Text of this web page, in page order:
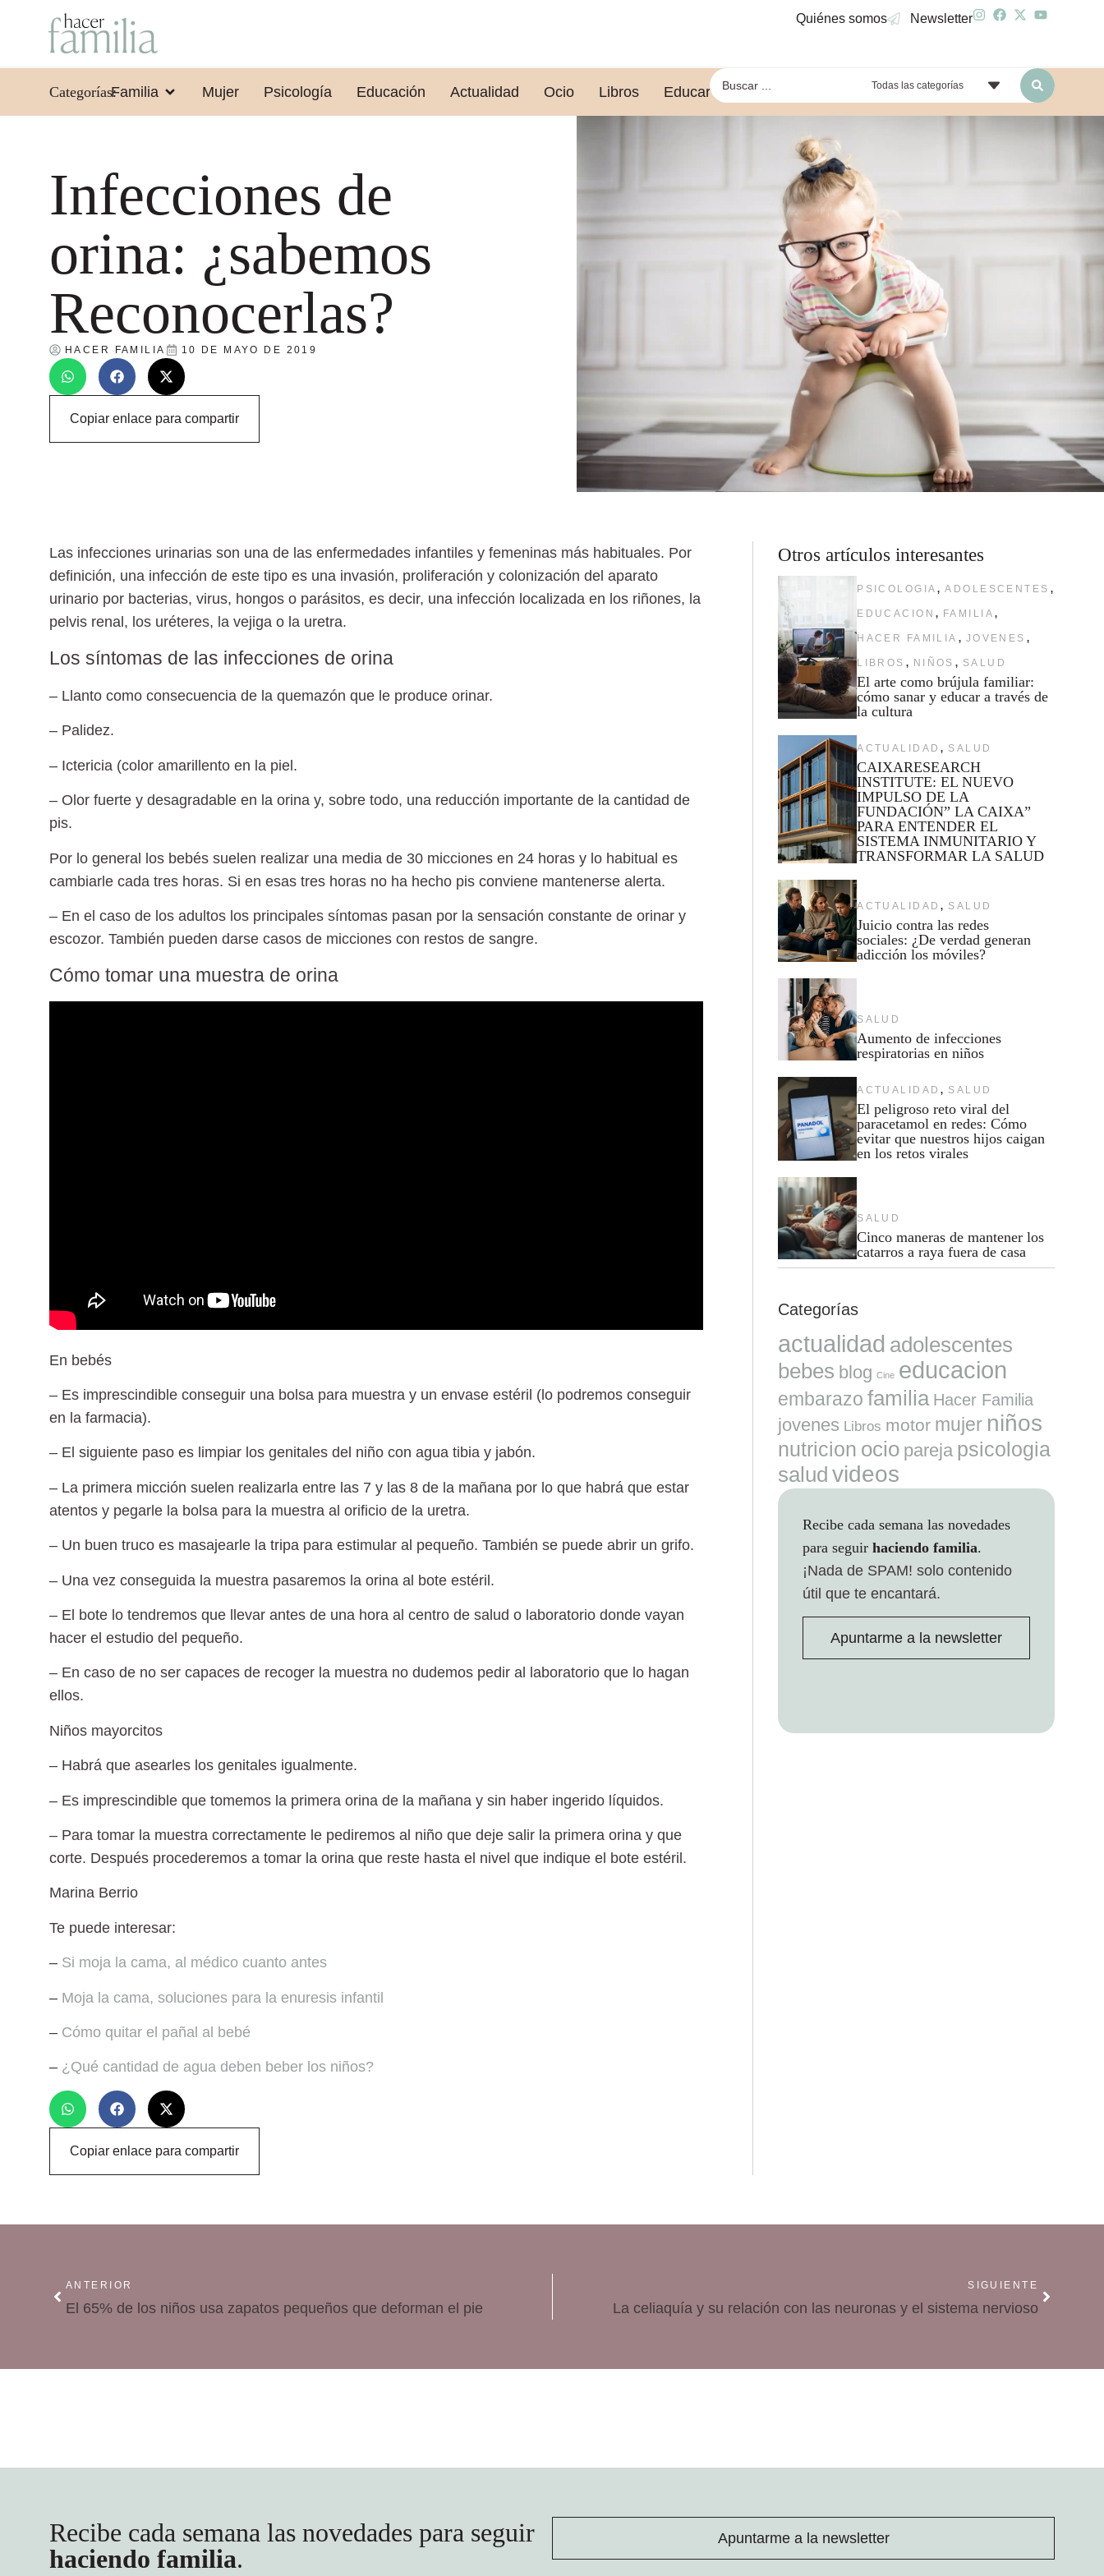
Quiénes somos Newsletter
Categorías:Familia Mujer Psicología Educación Actualidad Ocio Libros Educar leyendo Todas las categorías
Infecciones de
orina: ¿sabemos
Reconocerlas?
HACER FAMILIA 10 DE MAYO DE 2019
Copiar enlace para compartir
Las infecciones urinarias son una de las enfermedades infantiles y femeninas más habituales. Por
definición, una infección de este tipo es una invasión, proliferación y colonización del aparato
urinario por bacterias, virus, hongos o parásitos, es decir, una infección localizada en los riñones, la
pelvis renal, los uréteres, la vejiga o la uretra.
Los síntomas de las infecciones de orina
– Llanto como consecuencia de la quemazón que le produce orinar.
– Palidez.
– Ictericia (color amarillento en la piel.
– Olor fuerte y desagradable en la orina y, sobre todo, una reducción importante de la cantidad de
pis.
Por lo general los bebés suelen realizar una media de 30 micciones en 24 horas y lo habitual es
cambiarle cada tres horas. Si en esas tres horas no ha hecho pis conviene mantenerse alerta.
– En el caso de los adultos los principales síntomas pasan por la sensación constante de orinar y
escozor. También pueden darse casos de micciones con restos de sangre.
Cómo tomar una muestra de orina
En bebés
– Es imprescindible conseguir una bolsa para muestra y un envase estéril (lo podremos conseguir
en la farmacia).
– El siguiente paso es limpiar los genitales del niño con agua tibia y jabón.
– La primera micción suelen realizarla entre las 7 y las 8 de la mañana por lo que habrá que estar
atentos y pegarle la bolsa para la muestra al orificio de la uretra.
– Un buen truco es masajearle la tripa para estimular al pequeño. También se puede abrir un grifo.
– Una vez conseguida la muestra pasaremos la orina al bote estéril.
– El bote lo tendremos que llevar antes de una hora al centro de salud o laboratorio donde vayan
hacer el estudio del pequeño.
– En caso de no ser capaces de recoger la muestra no dudemos pedir al laboratorio que lo hagan
ellos.
Niños mayorcitos
– Habrá que asearles los genitales igualmente.
– Es imprescindible que tomemos la primera orina de la mañana y sin haber ingerido líquidos.
– Para tomar la muestra correctamente le pediremos al niño que deje salir la primera orina y que
corte. Después procederemos a tomar la orina que reste hasta el nivel que indique el bote estéril.
Marina Berrio
Te puede interesar:
– Si moja la cama, al médico cuanto antes
– Moja la cama, soluciones para la enuresis infantil
– Cómo quitar el pañal al bebé
– ¿Qué cantidad de agua deben beber los niños?
Copiar enlace para compartir
Otros artículos interesantes
PSICOLOGIA , ADOLESCENTES ,
EDUCACION , FAMILIA ,
HACER FAMILIA , JOVENES ,
LIBROS , NIÑOS , SALUD
El arte como brújula familiar:
cómo sanar y educar a través de
la cultura
ACTUALIDAD , SALUD
CAIXARESEARCH
INSTITUTE: EL NUEVO
IMPULSO DE LA
FUNDACIÓN” LA CAIXA”
PARA ENTENDER EL
SISTEMA INMUNITARIO Y
TRANSFORMAR LA SALUD
ACTUALIDAD , SALUD
Juicio contra las redes
sociales: ¿De verdad generan
adicción los móviles?
SALUD
Aumento de infecciones
respiratorias en niños
ACTUALIDAD , SALUD
El peligroso reto viral del
paracetamol en redes: Cómo
evitar que nuestros hijos caigan
en los retos virales
SALUD
Cinco maneras de mantener los
catarros a raya fuera de casa
Categorías
actualidad adolescentes
bebes blog Cine educacion
embarazo familia Hacer Familia
jovenes Libros motor mujer niños
nutricion ocio pareja psicologia
salud videos
Recibe cada semana las novedades
para seguir haciendo familia.
¡Nada de SPAM! solo contenido
útil que te encantará.
Apuntarme a la newsletter
ANTERIOR
El 65% de los niños usa zapatos pequeños que deforman el pie
SIGUIENTE
La celiaquía y su relación con las neuronas y el sistema nervioso
Recibe cada semana las novedades para seguir
haciendo familia.
Apuntarme a la newsletter